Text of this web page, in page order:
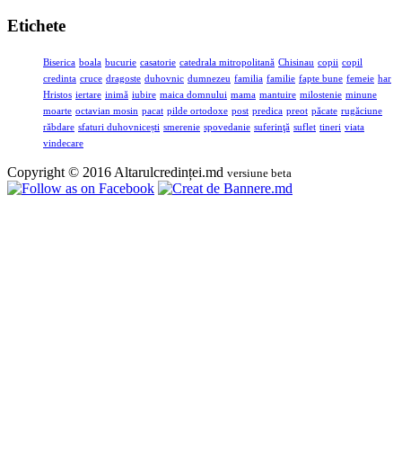
Etichete
Biserica boala bucurie casatorie catedrala mitropolitană Chisinau copii copil
credinta cruce dragoste duhovnic dumnezeu familia familie fapte bune femeie har
Hristos iertare inimă iubire maica domnului mama mantuire milostenie minune
moarte octavian mosin pacat pilde ortodoxe post predica preot păcate rugăciune
răbdare sfaturi duhovnicești smerenie spovedanie suferinţă suflet tineri viata
vindecare
Copyright © 2016 Altarulcredinței.md versiune beta